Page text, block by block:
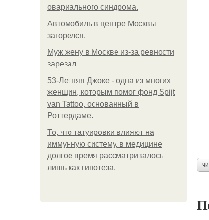
овариального синдрома.
Автомобиль в центре Москвы
загорелся.
Mуж жену в Москве из-за ревности
зарезал.
53-Летняя Джоке - одна из многих
женщин, которым помог фонд Spijt
van Tattoo, основанный в
Роттердаме.
То, что татуировки влияют на
иммунную систему, в медицине
долгое время рассматривалось
лишь как гипотеза.